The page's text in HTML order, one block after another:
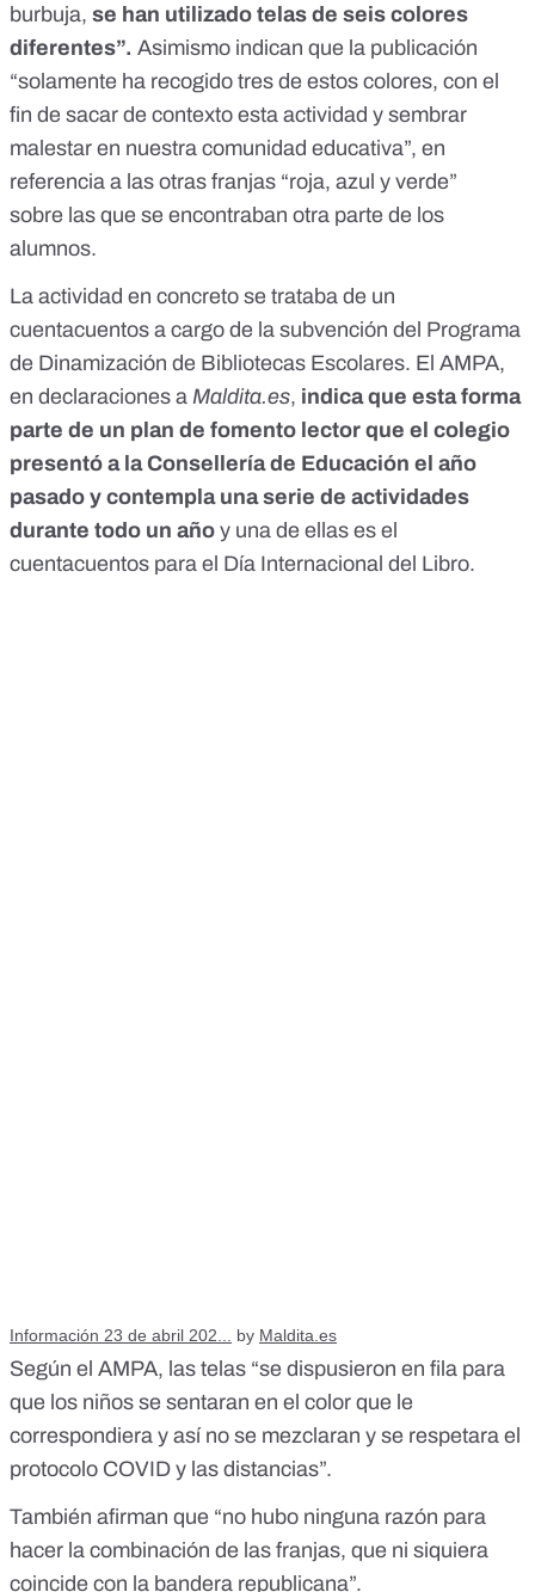
burbuja, se han utilizado telas de seis colores
diferentes”. Asimismo indican que la publicación
“solamente ha recogido tres de estos colores, con el
fin de sacar de contexto esta actividad y sembrar
malestar en nuestra comunidad educativa”, en
referencia a las otras franjas “roja, azul y verde”
sobre las que se encontraban otra parte de los
alumnos.
La actividad en concreto se trataba de un
cuentacuentos a cargo de la subvención del Programa
de Dinamización de Bibliotecas Escolares. El AMPA,
en declaraciones a Maldita.es, indica que esta forma
parte de un plan de fomento lector que el colegio
presentó a la Consellería de Educación el año
pasado y contempla una serie de actividades
durante todo un año y una de ellas es el
cuentacuentos para el Día Internacional del Libro.
Información 23 de abril 202... by Maldita.es
Según el AMPA, las telas “se dispusieron en fila para
que los niños se sentaran en el color que le
correspondiera y así no se mezclaran y se respetara el
protocolo COVID y las distancias”.
También afirman que “no hubo ninguna razón para
hacer la combinación de las franjas, que ni siquiera
coincide con la bandera republicana”.